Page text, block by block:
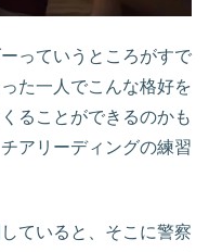
っていうところがすで
た一人でこんな格好を
ることができるのかも
アリーディングの練習
ていると、そこに警察